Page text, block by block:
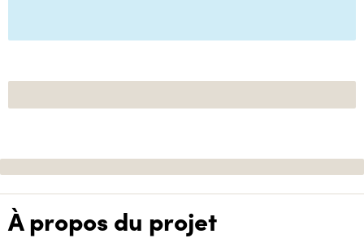
À propos du projet